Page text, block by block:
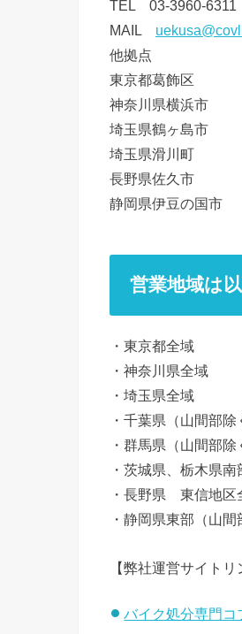
TEL 03-3960-6311
MAIL
他拠点
東京都葛飾区
神奈川県横浜市
埼玉県鶴ヶ島市
埼玉県滑川町
長野県佐久市
静岡県伊豆の国市
営業地域は
・東京都全域
・神奈川県全域
・埼玉県全域
・千葉県（山間部除
・群馬県（山間部除
・茨城県、栃木県南
・長野県 東信地区
・静岡県東部（山間
【弊社運営サイトリ
バイク処分専門コ